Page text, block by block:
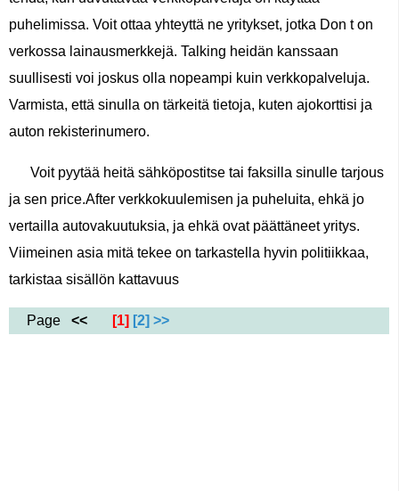
puhelimissa. Voit ottaa yhteyttä ne yritykset, jotka Don t on
verkossa lainausmerkkejä. Talking heidän kanssaan
suullisesti voi joskus olla nopeampi kuin verkkopalveluja.
Varmista, että sinulla on tärkeitä tietoja, kuten ajokorttisi ja
auton rekisterinumero.
Voit pyytää heitä sähköpostitse tai faksilla sinulle tarjous
ja sen price.After verkkokuulemisen ja puheluita, ehkä jo
vertailla autovakuutuksia, ja ehkä ovat päättäneet yritys.
Viimeinen asia mitä tekee on tarkastella hyvin politiikkaa,
tarkistaa sisällön kattavuus
Page << [1] [2] >>